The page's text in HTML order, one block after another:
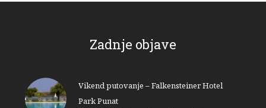
Zadnje objave
Vikend putovanje – Falkensteiner Hotel
Park Punat